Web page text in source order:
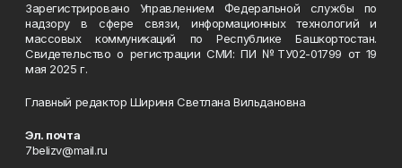
Зарегистрировано Управлением Федеральной службы по
надзору в сфере связи, информационных технологий и
массовых коммуникаций по Республике Башкортостан.
Свидетельство о регистрации СМИ: ПИ №ТУ02-01799 от 19
мая 2025 г.
Главный редактор Шириня Светлана Вильдановна
Эл. почта
7belizv@mail.ru